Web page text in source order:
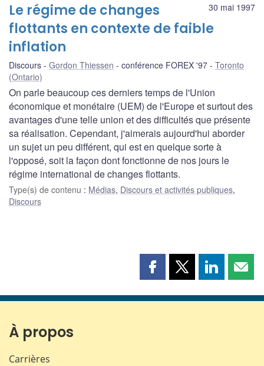
30 mai 1997
Le régime de changes
flottants en contexte de faible
inflation
Discours Gordon Thiessen conférence FOREX '97
Toronto
(Ontario)
On parle beaucoup ces derniers temps de l'Union
économique et monétaire (UEM) de l'Europe et surtout des
avantages d'une telle union et des difficultés que présente
sa réalisation. Cependant, j'aimerais aujourd'hui aborder
un sujet un peu différent, qui est en quelque sorte à
l'opposé, soit la façon dont fonctionne de nos jours le
régime international de changes flottants.
Type(s) de contenu : Médias, Discours et activités publiques,
Discours
Partager
page
Partager
page
Partager
page page
À propos
Carrières